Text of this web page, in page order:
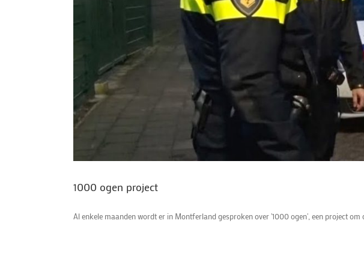
1000 ogen project
Al enkele maanden wordt er in Montferland gesproken over '1000 ogen', een project om